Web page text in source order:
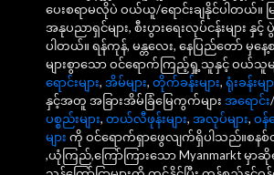
ပေးစရာမလိုပဲ ဝယ်ယူ/ရောင်းချနိုင်ပါတယ်။ မ
အနုပညာရှင်များ, စီးပွားရေးလုပ်ငန်းများ နှင့်
ပါတယ်။ ရန်ကုန်, မန္တလေး, နေပြည်တော် မှနေ့
များစွာသော ဝင်ရောက်ကြည့်ရှု့သူနှင့် ဝယ်သူ
ရောင်းများ, အိမ်များ, တိုက်ခန်းများ, ရုံးခန်းမျ
နှင့်အတူ အခြားအိမ်ခြံမြေကွက်များ အရောင်း/
ပစ္စည်းများ, တယ်လီဖုန်းများ, အလုပ်များ, ဝန်
များ ကို ဝင်ရောက်ရှာဖွေလျက်ရှိပါသည်။စန
,ယုံကြည်,ကြော်ကြားသော Myanmarkt မှာ